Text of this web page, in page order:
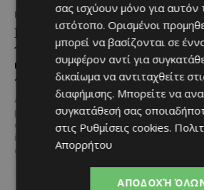
ΜΈΝΟΥΜΕ ΕΝΗΜΕΡΩΜΈΝΟΙ
Η Mercedes-Benz
γιορτάζει έναν αιώνα
ιστορίας και κοιτάζει
προς το μέλλον
Λίγες αυτοκινητοβιομηχανίες
μπορούν να ισχυριστούν ότι το
όνομά τους έγινε συνώνυμο της
ίδιας της ιστορίας του
αυτοκινήτου. Η...
Ο
Του Γιάννου
αποτελεί
Κύπρου
σας ισχύουν μόνο για αυτόν
ιστότοπο. Ορισμένοι
μπορεί να βασίζονται σε
συμφέρον αντί για
δικαίωμα να αντιταχθείτε
διαφήμισης. Μπορείτε να
συγκατάθεσή σας
στις Ρυθμίσεις cookies.
Απορρήτου
ΑΠΟΔΟΧΉ